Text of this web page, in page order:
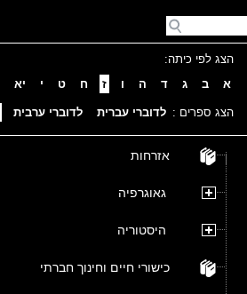
הצג לפי כיתה:
א
ב ג ד ה ו ז ח ט י יא
הצג ספרים : לדוברי עברית לדוברי ערבית
אזרחות
גאוגרפיה
היסטוריה
כישורי חיים וחינוך חברתי